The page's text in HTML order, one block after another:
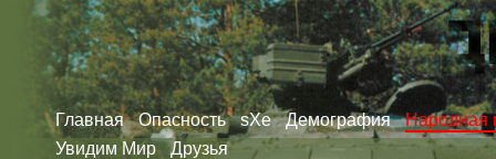
Главная Опасность sXe Демография
Народная
Увидим Мир
Друзья